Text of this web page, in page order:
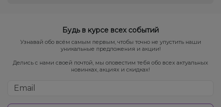
Будь в курсе всех событий
Узнавай обо всём самым первым, чтобы точно не упустить наши
уникальные предложения и акции!
Делись с нами своей почтой, мы оповестим тебя обо всех актуальных
новинках, акциях и скидках!